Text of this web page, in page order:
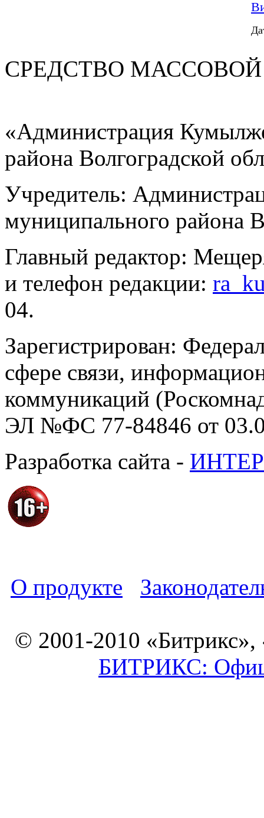
СРЕДСТВО
«Администрация
района Волгоградской
Учредитель:
муниципального района
Главный редактор:
и телефон редакции:
04.
Зарегистрирован:
сфере связи,
коммуникаций
ЭЛ №ФС 77-84846 от
Разработка сайта -
О продукте
© 2001-2010 «Битрикс»,
БИТРИКС: